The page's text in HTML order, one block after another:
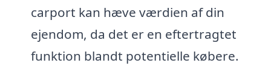
carport kan hæve værdien af din
ejendom, da det er en eftertragtet
funktion blandt potentielle købere.